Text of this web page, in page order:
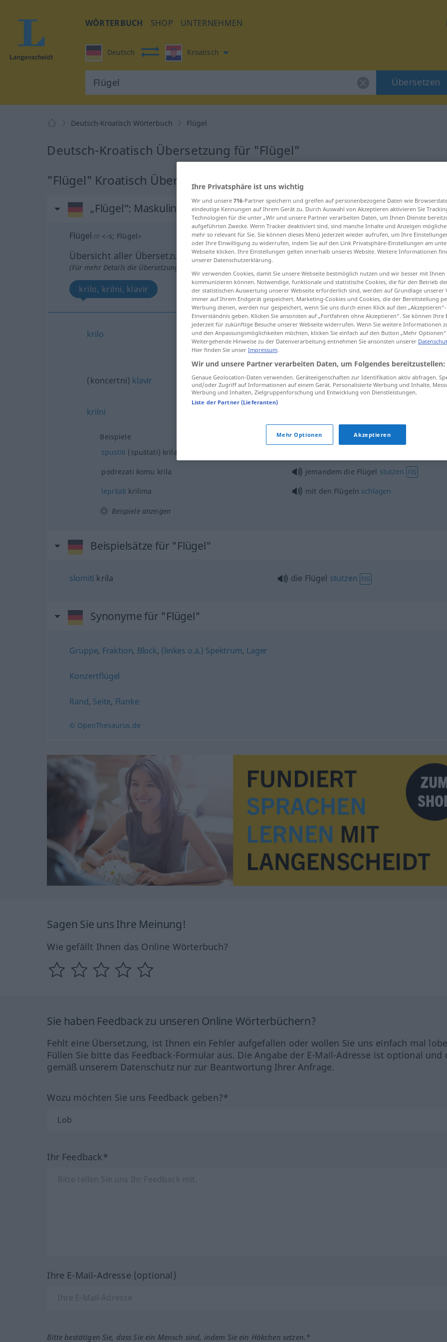
WÖRTERBUCH SHOP UNTERNEHMEN
Deutsch Kroatisch
Übersetzen
Deutsch-Kroatisch Wörterbuch Flügel
Deutsch-Kroatisch Übersetzung für "Flügel"
"Flügel" Kroatisch Übersetzung
„Flügel“: Maskulinum
Flügel m <-s; Flügel>
Übersicht aller Übersetzungen
(Für mehr Details die Übersetzung anklicken/antippen)
krilo, krilni, klavir
krilo Flügeleines Vogels, eines Gebäudes,
(koncertni) klavir Flügel MUS
krilni
Beispiele
spustiti (spuštati) krila
podrezati komu krila jemandem die Flügel stutzen FIG
lepršati krilima mit den Flügeln schlagen
Beispiele anzeigen
Beispielsätze für "Flügel"
slomiti krila die Flügel stutzen FIG
Synonyme für "Flügel"
Gruppe, Fraktion, Block, (linkes o.ä.) Spektrum, Lager
Konzertflügel
Rand, Seite, Flanke
© OpenThesaurus.de
Sagen Sie uns Ihre Meinung!
Wie gefällt Ihnen das Online Wörterbuch?
Sie haben Feedback zu unseren Online Wörterbüchern?
Fehlt eine Übersetzung, ist Ihnen ein Fehler aufgefallen oder wollen Sie uns einfach mal
Füllen Sie bitte das Feedback-Formular aus. Die Angabe der E-Mail-Adresse ist optional und
gemäß unserem Datenschutz nur zur Beantwortung Ihrer Anfrage.
Wozu möchten Sie uns Feedback geben?*
Ihr Feedback*
Ihre E-Mail-Adresse (optional)
Bitte bestätigen Sie, dass Sie ein Mensch sind, indem Sie ein Häkchen setzen.*
Ihre Privatsphäre ist uns wichtig
Wir und unsere 716-Partner speichern und greifen auf personenbezogene Daten wie
eindeutige Kennungen auf Ihrem Gerät zu. Durch Auswahl von Akzeptieren aktivieren Sie
Technologien für die unter „Wir und unsere Partner verarbeiten Daten, um Ihnen Dienste
aufgeführten Zwecke. Wenn Tracker deaktiviert sind, sind manche Inhalte und Anzeigen
mehr so relevant für Sie. Sie können dieses Menü jederzeit wieder aufrufen, um Ihre
oder Ihre Einwilligung zu widerrufen, indem Sie auf den Link Privatsphäre-Einstellungen am
Webseite klicken. Ihre Einstellungen gelten innerhalb unseres Website. Weitere Informationen
unserer Datenschutzerklärung.
Wir verwenden Cookies, damit Sie unsere Webseite bestmöglich nutzen und wir besser mit Ihnen
kommunizieren können. Notwendige, funktionale und statistische Cookies, die für den Betrieb
der statistischen Auswertung unserer Webseite erforderlich sind, werden auf Grundlage unserer
immer auf Ihrem Endgerät gespeichert. Marketing-Cookies und Cookies, die der Bereitstellung
Werbung dienen, werden nur gespeichert, wenn Sie uns durch einen Klick auf den
Einverständnis geben. Klicken Sie ansonsten auf „Fortfahren ohne Akzeptieren“. Sie können Ihre
jederzeit für zukünftige Besuche unserer Webseite widerrufen. Wenn Sie weitere Informationen
und den Anpassungsmöglichkeiten möchten, klicken Sie einfach auf den Button „Mehr Optionen“.
Weitergehende Hinweise zu der Datenverarbeitung entnehmen Sie ansonsten unserer
Hier finden Sie unser Impressum.
Wir und unsere Partner verarbeiten Daten, um Folgendes bereitzustellen:
Genaue Geolocation-Daten verwenden. Geräteeigenschaften zur Identifikation aktiv abfragen.
und/oder Zugriff auf Informationen auf einem Gerät. Personalisierte Werbung und Inhalte,
Werbung und Inhalten, Zielgruppenforschung und Entwicklung von Dienstleistungen.
Liste der Partner (Lieferanten)
Mehr Optionen Akzeptieren